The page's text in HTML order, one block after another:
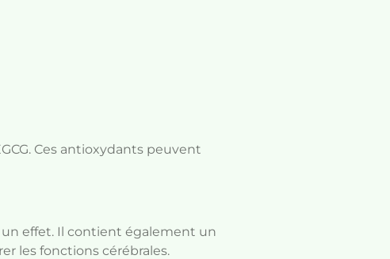
Ces antioxydants peuvent
effet. Il contient également un
les fonctions cérébrales.